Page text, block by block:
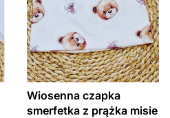
Wiosenna czapka
smerfetka z prążka misie